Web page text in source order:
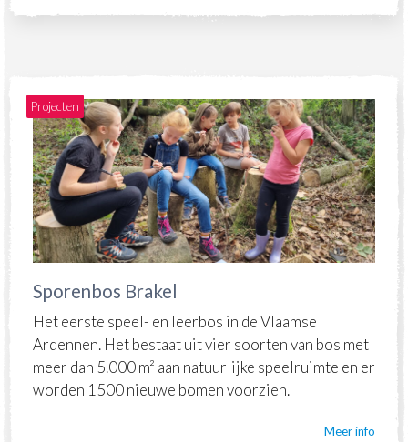
Projecten
Sporenbos Brakel
Het eerste speel- en leerbos in de Vlaamse
Ardennen. Het bestaat uit vier soorten van bos met
meer dan 5.000 m² aan natuurlijke speelruimte en er
worden 1500 nieuwe bomen voorzien.
Meer info